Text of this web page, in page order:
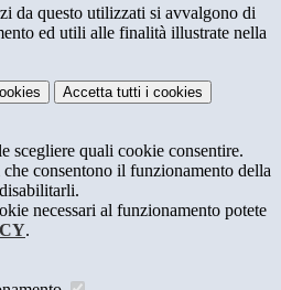
da questo utilizzati si avvalgono di
ed utili alle finalità illustrate nella
Accetta tutti i cookies
scegliere quali cookie consentire.
consentono il funzionamento della
necessari al funzionamento potete
.